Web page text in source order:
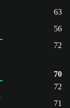
63
56
72
70
72
71